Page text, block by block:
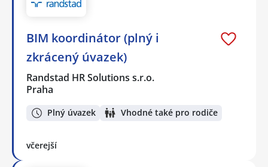
BIM koordinátor (plný i
zkrácený úvazek)
Randstad HR Solutions s.r.o.
Praha
Plný úvazek Vhodné také pro rodiče
včerejší